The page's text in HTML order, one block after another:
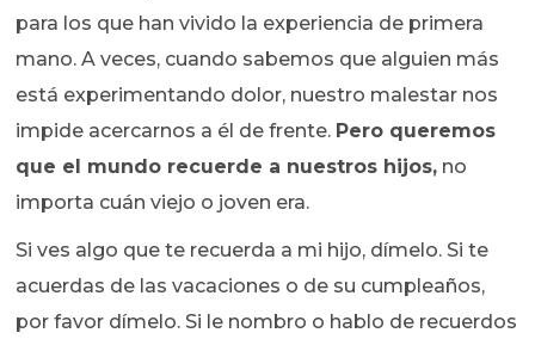
para los que han vivido la experiencia de primera
mano. A veces, cuando sabemos que alguien más
está experimentando dolor, nuestro malestar nos
impide acercarnos a él de frente. Pero queremos
que el mundo recuerde a nuestros hijos, no
importa cuán viejo o joven era.
Si ves algo que te recuerda a mi hijo, dímelo. Si te
acuerdas de las vacaciones o de su cumpleaños,
por favor dímelo. Si le nombro o hablo de recuerdos